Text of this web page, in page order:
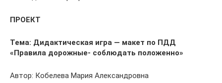
ПРОЕКТ
Тема: Дидактическая игра — макет по ПДД
«Правила дорожные- соблюдать положенно»
Автор: Кобелева Мария Александровна